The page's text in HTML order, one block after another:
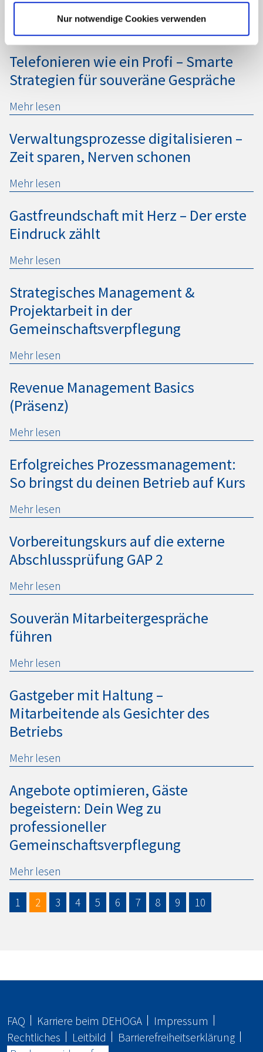
Nur notwendige Cookies verwenden
Telefonieren wie ein Profi – Smarte
Strategien für souveräne Gespräche
Mehr lesen
Verwaltungsprozesse digitalisieren –
Zeit sparen, Nerven schonen
Mehr lesen
Gastfreundschaft mit Herz – Der erste
Eindruck zählt
Mehr lesen
Strategisches Management &
Projektarbeit in der
Gemeinschaftsverpflegung
Mehr lesen
Revenue Management Basics
(Präsenz)
Mehr lesen
Erfolgreiches Prozessmanagement:
So bringst du deinen Betrieb auf Kurs
Mehr lesen
Vorbereitungskurs auf die externe
Abschlussprüfung GAP 2
Mehr lesen
Souverän Mitarbeitergespräche
führen
Mehr lesen
Gastgeber mit Haltung –
Mitarbeitende als Gesichter des
Betriebs
Mehr lesen
Angebote optimieren, Gäste
begeistern: Dein Weg zu
professioneller
Gemeinschaftsverpflegung
Mehr lesen
1 2 3 4 5 6 7 8 9 10
FAQ Karriere beim DEHOGA
Impressum
Rechtliches
Leitbild
Barrierefreiheitserklärung